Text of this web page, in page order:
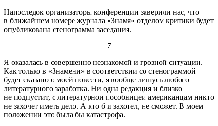
Напоследок организаторы конференции заверили нас, что
в ближайшем номере журнала «Знамя» отделом критики будет
опубликована стенограмма заседания.
7
Я оказалась в совершенно незнакомой и грозной ситуации.
Как только в «Знамени» в соответствии со стенограммой
будет сказано о моей повести, я вообще лишусь любого
литературного заработка. Ни одна редакция и близко
не подпустит, с литературной пособницей американцам никто
не захочет иметь дело. А кто б и захотел, не сможет. В моем
положении это была бы катастрофа.